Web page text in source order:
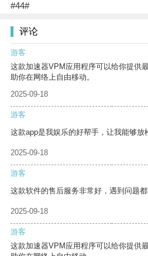
#44#
评论
游客
这款加速器VPM应用程序可以给你提供
助你在网络上自由移动。
2025-09-18
游客
这款app是我娱乐的好帮手，让我能够放
2025-09-18
游客
这款软件的售后服务非常好，遇到问题都
2025-09-18
游客
这款加速器VPM应用程序可以给你提供